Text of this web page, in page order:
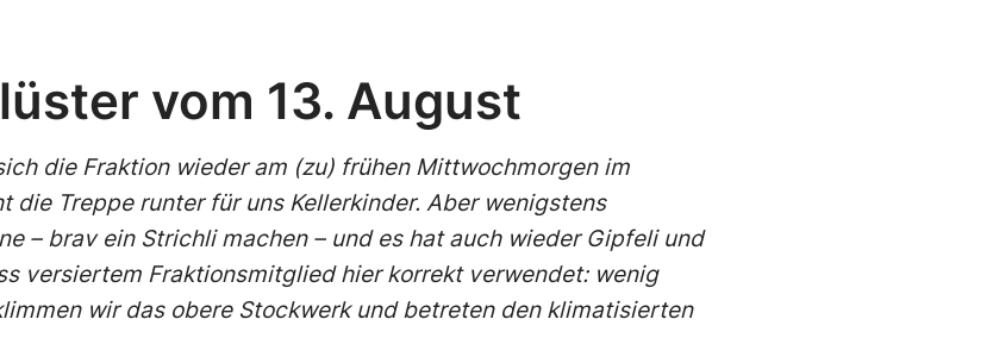
vom 13. August
die Fraktion wieder am (zu) frühen Mittwochmorgen im
die Treppe runter für uns Kellerkinder. Aber wenigstens
– brav ein Strichli machen – und es hat auch wieder Gipfeli und
versiertem Fraktionsmitglied hier korrekt verwendet: wenig
wir das obere Stockwerk und betreten den klimatisierten